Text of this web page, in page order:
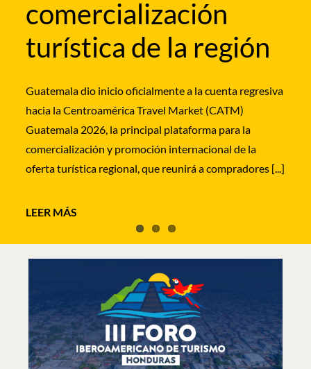
comercialización
turística de la región
Guatemala dio inicio oficialmente a la cuenta regresiva
hacia la Centroamérica Travel Market (CATM)
Guatemala 2026, la principal plataforma para la
comercialización y promoción internacional de la
oferta turística regional, que reunirá a compradores [...]
LEER MÁS
los segmentos de bodas destino, lunas de miel y
turismo de [...]
La Embajada de España en El Salvador acogió este
miércoles la presentación institucional de la nueva
ruta de IBEROJET que unirá, a partir del próximo 13